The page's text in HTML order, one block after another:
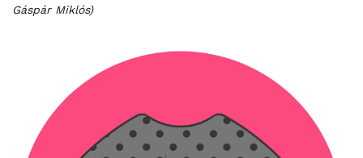
Gáspár Miklós)